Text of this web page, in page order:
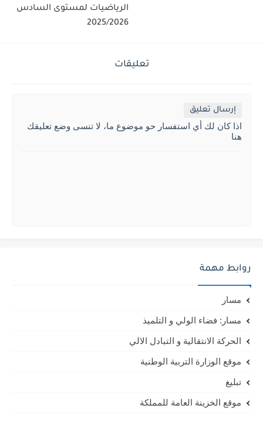
الرياضيات لمستوى السادس
2025/2026
تعليقات
إرسال تعليق
اذا كان لك أي استفسار حو موضوع ما، لا تنسى وضع تعليقك
هنا
روابط مهمة
مسار
مسار: فضاء الولي و التلميذ
الحركة الانتقالية و التبادل الالي
موقع الوزارة التربية الوطنية
تبليغ
موقع الخزينة العامة للمملكة